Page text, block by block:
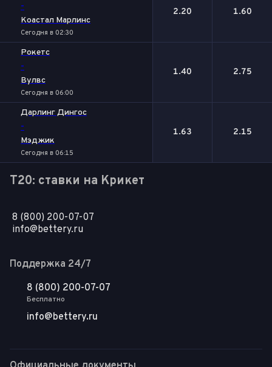
-
Коастал Марлинс
Сегодня в 02:30
2.20 1.60
Рокетс
-
Вулвс
Сегодня в 06:00
1.40 2.75
Дарлинг Дингос
-
Мэджик
Сегодня в 06:15
1.63 2.15
T20: ставки на Крикет
8 (800) 200-07-07
info@bettery.ru
Поддержка 24/7
8 (800) 200-07-07
Бесплатно
info@bettery.ru